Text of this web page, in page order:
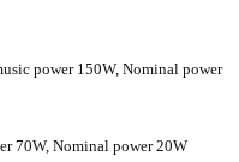
power 150W, Nominal power
70W, Nominal power 20W